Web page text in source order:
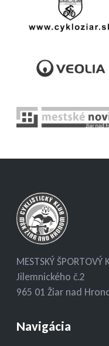
MESTSKÝ
Jilemnického č.2
965 01 Žiar nad
Navigácia